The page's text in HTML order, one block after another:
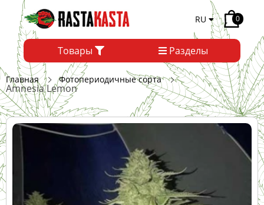
RU 0
Товары Разделы
Главная Фотопериодичные сорта
Amnesia Lemon